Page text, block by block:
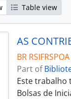
Table view
BR
Part of
Este trabalho
Bolsas de